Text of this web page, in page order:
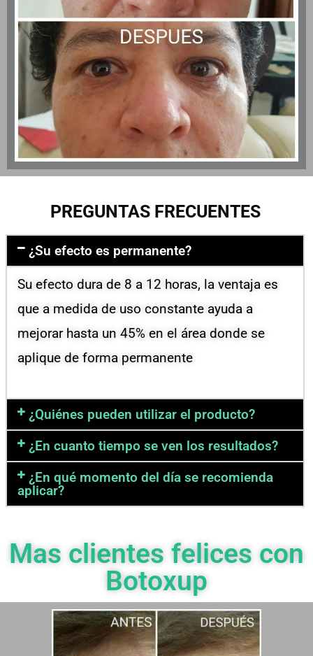
PREGUNTAS FRECUENTES
¿Su efecto es permanente?
Su efecto dura de 8 a 12 horas, la ventaja es
que a medida de uso constante ayuda a
mejorar hasta un 45% en el área donde se
aplique de forma permanente
¿Quiénes pueden utilizar el producto?
¿En cuanto tiempo se ven los resultados?
¿En qué momento del día se recomienda
aplicar?
Mas clientes felices con
Botoxup